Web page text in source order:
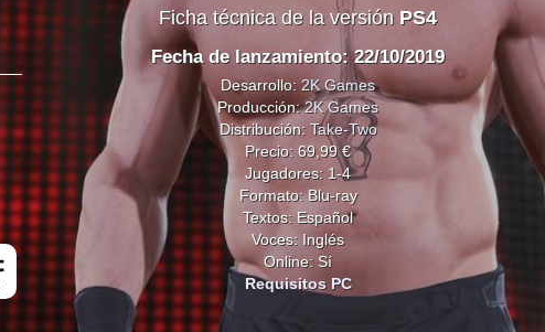
Ficha técnica de la versión PS4
Fecha de lanzamiento: 22/10/2019
Desarrollo: 2K Games
Producción:2K Games
Distribución: Take-Two
Precio: 69,99 €
Jugadores: 1-4
Formato: Blu-ray
Textos: Español
Voces: Inglés
Online: Sí
Requisitos PC